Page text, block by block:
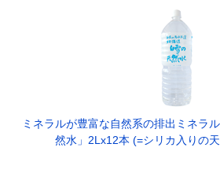
ミネラルが豊富な自然系の排出ミネラ
然水」2Lx12本 (=シリカ入りの